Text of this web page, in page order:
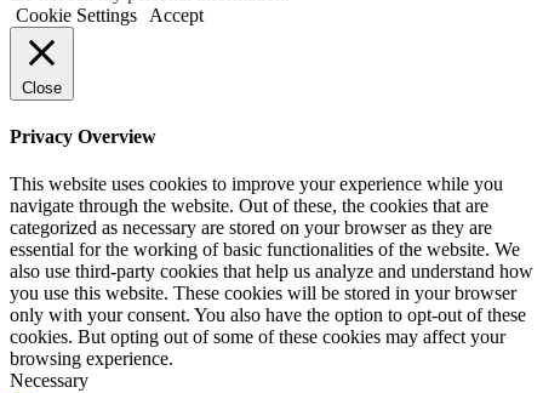
Cookie Settings
Accept
Close
Privacy Overview
This website uses cookies to improve your experience while you
navigate through the website. Out of these, the cookies that are
categorized as necessary are stored on your browser as they are
essential for the working of basic functionalities of the website. We
also use third-party cookies that help us analyze and understand how
you use this website. These cookies will be stored in your browser
only with your consent. You also have the option to opt-out of these
cookies. But opting out of some of these cookies may affect your
browsing experience.
Necessary